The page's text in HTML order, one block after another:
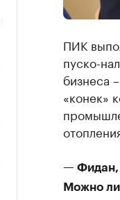
ПИК
пуско-
бизнеса
«конек»
— Фидан,
Можно ли